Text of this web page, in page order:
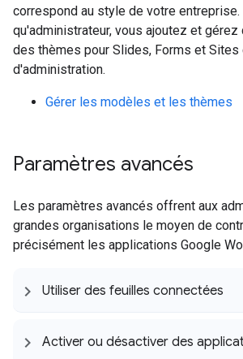
correspond au style de votre entreprise.
qu'administrateur, vous ajoutez et
des thèmes pour Slides, Forms et Sites
d'administration.
Gérer les modèles et les thèmes
Paramètres avancés
Les paramètres avancés offrent aux
grandes organisations le moyen de
précisément les applications Google
Utiliser des feuilles connectées
Activer ou désactiver des